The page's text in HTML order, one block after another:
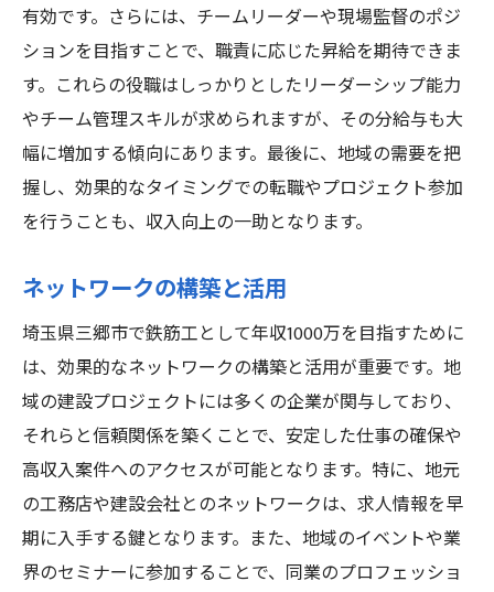
有効です。さらには、チームリーダーや現場監督のポジ
ションを目指すことで、職責に応じた昇給を期待できま
す。これらの役職はしっかりとしたリーダーシップ能力
やチーム管理スキルが求められますが、その分給与も大
幅に増加する傾向にあります。最後に、地域の需要を把
握し、効果的なタイミングでの転職やプロジェクト参加
を行うことも、収入向上の一助となります。
ネットワークの構築と活用
埼玉県三郷市で鉄筋工として年収1000万を目指すために
は、効果的なネットワークの構築と活用が重要です。地
域の建設プロジェクトには多くの企業が関与しており、
それらと信頼関係を築くことで、安定した仕事の確保や
高収入案件へのアクセスが可能となります。特に、地元
の工務店や建設会社とのネットワークは、求人情報を早
期に入手する鍵となります。また、地域のイベントや業
界のセミナーに参加することで、同業のプロフェッショ